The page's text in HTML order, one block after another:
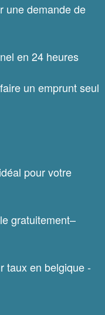
une demande de
en 24 heures
un emprunt seul
pour votre
gratuitement–
taux en belgique -